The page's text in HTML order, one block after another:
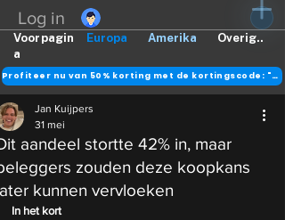
Log in
Europa Amerika Overig..
Voorpagin
a
Profiteer nu van 50% korting met de kortingscode: "DANK"
aandeel stortte 42% in, maar
zouden deze koopkans
kunnen vervloeken
Jan Kuijpers
31 mei
In het kort